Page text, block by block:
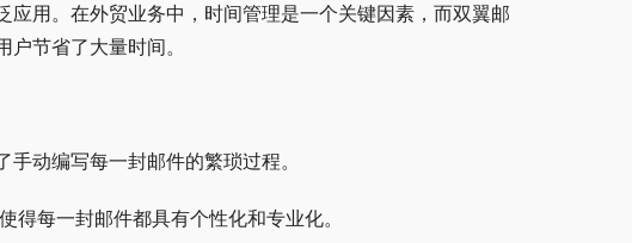
用。在外贸业务中，时间管理是一个关键因素，而双翼邮
节省了大量时间。
手动编写每一封邮件的繁琐过程。
每一封邮件都具有个性化和专业化。